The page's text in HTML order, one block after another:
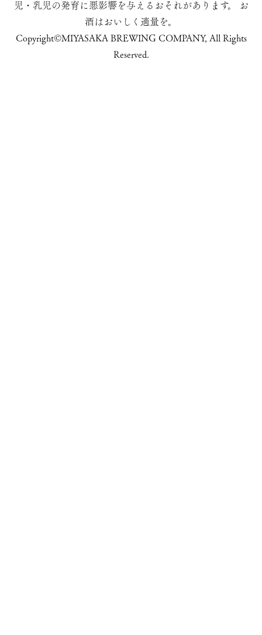
児・乳児の発育に悪影響を与えるおそれがあります。
お
酒はおいしく適量を。
Copyright©MIYASAKA BREWING COMPANY, All Rights
Reserved.